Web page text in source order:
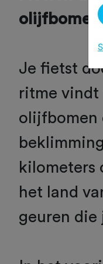
olijfbomen
Je fietst
ritme vindt
olijfbomen
kilometers
het land
geuren die